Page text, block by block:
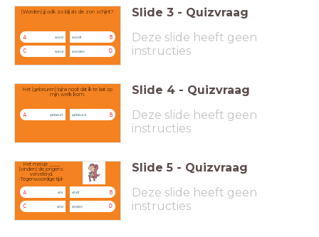
(Worden) jij ook zo blij als de zon schijnt?
A word B
wordt
C werd D
worden
Slide 3 - Quizvraag
Deze slide heeft geen
instructies
Het (gebeuren) bijna nooit dat ik te laat op
mijn werk kom.
A gebeurt B
gebeurd
Slide 4 - Quizvraag
Deze slide heeft geen
instructies
Het meisje _____
(vinden) de jongens
vervelend.
-Tegenwoordige tijd-
A vint B
vindt
C vind D
vinden
Slide 5 - Quizvraag
Deze slide heeft geen
instructies